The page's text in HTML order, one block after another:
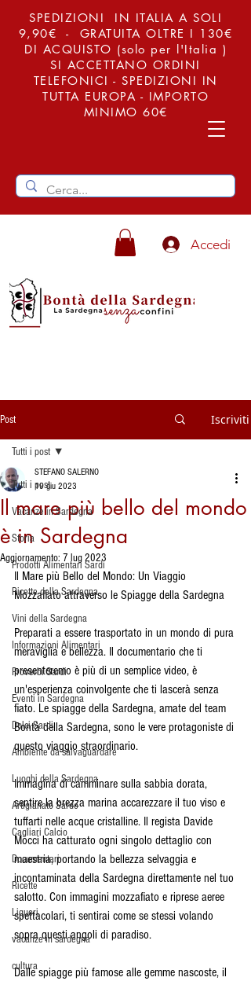
SPEDIZIONI IN ITALIA A SOLI
9,90€ - GRATUITA OLTRE I 130€
DI ACQUISTO (solo per l'Italia )
SI ACCETTANO ORDINI
TELEFONICI - SPEDIZIONI IN
TUTTA EUROPA - IMPORTO
MINIMO 60€
Accedi
Post Iscriviti
Tutti i post
Vacanze in Sardegna
Storia
Prodotti Alimentari Sardi
Ricette della Sardegna
Vini della Sardegna
Informazioni Alimentari
Proverbi Sardi
Eventi in Sardegna
Dolci Sardi
Ambiente da salvaguardare
Luoghi della Sardegna
Artigianato Sardo
Cagliari Calcio
Documentari
Ricette
Liquori
vacanze in sardegna
cultura
Tutti i post
Il mare più bello del mondo
è in Sardegna
STEFANO SALERNO
19 giu 2023
Aggiornamento: 7 lug 2023
Il Mare più Bello del Mondo: Un Viaggio
Mozzafiato attraverso le Spiagge della Sardegna
Preparati a essere trasportato in un mondo di pura
meraviglia e bellezza. Il documentario che ti
presenteremo è più di un semplice video, è
un'esperienza coinvolgente che ti lascerà senza
fiato. Le spiagge della Sardegna, amate del team
Bontà della Sardegna, sono le vere protagoniste di
questo viaggio straordinario.
Immagina di camminare sulla sabbia dorata,
sentire la brezza marina accarezzare il tuo viso e
tuffarti nelle acque cristalline. Il regista Davide
Mocci ha catturato ogni singolo dettaglio con
maestria, portando la bellezza selvaggia e
incontaminata della Sardegna direttamente nel tuo
salotto. Con immagini mozzafiato e riprese aeree
spettacolari, ti sentirai come se stessi volando
sopra questi angoli di paradiso.
Dalle spiagge più famose alle gemme nascoste, il